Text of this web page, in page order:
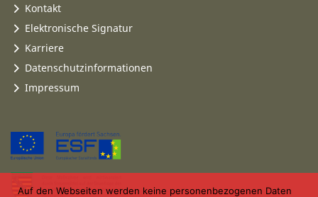
Kontakt
Elektronische Signatur
Karriere
Datenschutzinformationen
Impressum
Auf den Webseiten werden keine personenbezogenen Daten